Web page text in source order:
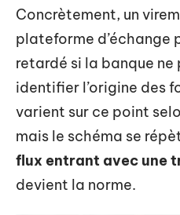
Concrètement, un
plateforme d’échange
retardé si la banque
identifier l’origine des
varient sur ce point
mais le schéma se
flux entrant avec une
devient la norme.